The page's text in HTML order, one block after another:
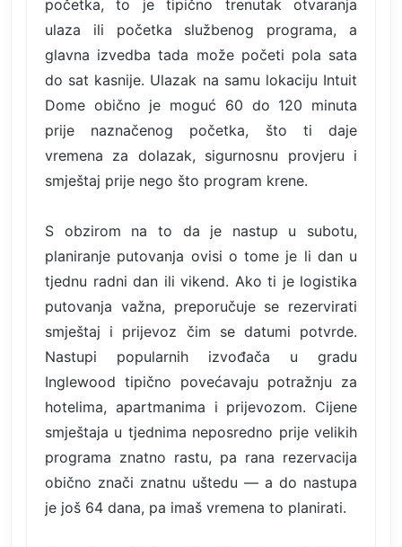
početka, to je tipično trenutak otvaranja
ulaza ili početka službenog programa, a
glavna izvedba tada može početi pola sata
do sat kasnije. Ulazak na samu lokaciju Intuit
Dome obično je moguć 60 do 120 minuta
prije naznačenog početka, što ti daje
vremena za dolazak, sigurnosnu provjeru i
smještaj prije nego što program krene.
S obzirom na to da je nastup u subotu,
planiranje putovanja ovisi o tome je li dan u
tjednu radni dan ili vikend. Ako ti je logistika
putovanja važna, preporučuje se rezervirati
smještaj i prijevoz čim se datumi potvrde.
Nastupi popularnih izvođača u gradu
Inglewood tipično povećavaju potražnju za
hotelima, apartmanima i prijevozom. Cijene
smještaja u tjednima neposredno prije velikih
programa znatno rastu, pa rana rezervacija
obično znači znatnu uštedu — a do nastupa
je još 64 dana, pa imaš vremena to planirati.